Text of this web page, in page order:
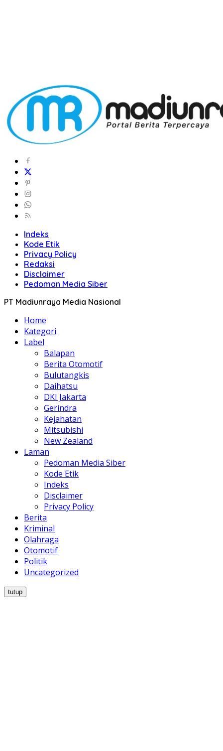
Indeks
Kode Etik
Privacy Policy
Redaksi
Disclaimer
Pedoman Media Siber
PT Madiunraya Media Nasional
Home
Kategori
Label
Balapan
Berita Otomotif
Bulutangkis
Daihatsu
DKI Jakarta
Gerindra
Kejahatan
Mitsubishi
New Zealand
Laman
Pedoman Media Siber
Kode Etik
Indeks
Disclaimer
Privacy Policy
Berita
Kriminal
Olahraga
Otomotif
Politik
Uncategorized
tutup